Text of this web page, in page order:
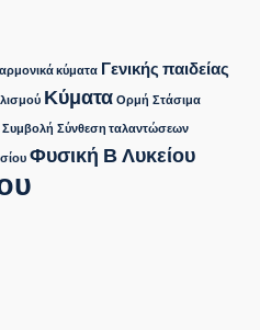
κύματα Γενικής παιδείας
Κύματα Ορμή Στάσιμα
Συμβολή Σύνθεση ταλαντώσεων
Φυσική Β Λυκείου